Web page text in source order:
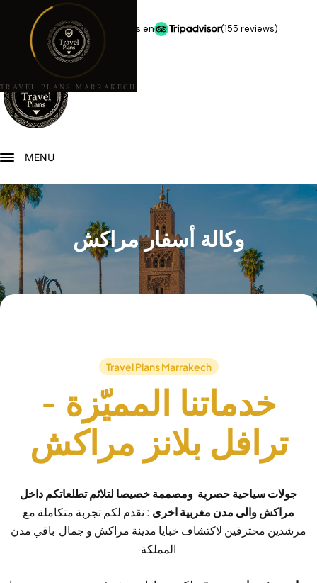
TRAVEL PLANS MARRAKECH
★★★★★5,0 estrellas en (155 reviews)
MENU
وكالة أسفار مراكش
Travel Plans Marrakech
خدماتنا المميّزة -
ترافل بلانز مراكش
جولات سياحية حصرية ومصممة خصيصا لتلائم تطلعاتكم داخل
مراكش والى مدن مغربية اخرى : نقدم لكم تجربة متكاملة مع
مرشدين محترفين لاكتشاف خبايا مدينة مراكش و جمال باقي مدن
المملكة